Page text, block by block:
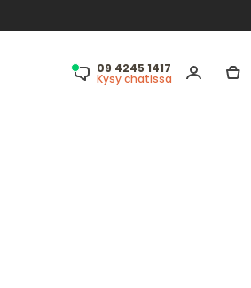
09 4245 1417
Kysy chatissa